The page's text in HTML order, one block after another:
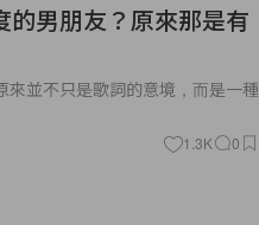
的男朋友？原來那是有
來並不只是歌詞的意境，而是一種
1.3K 0